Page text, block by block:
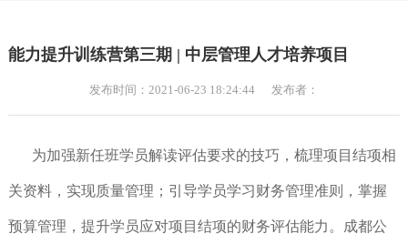
能力提升训练营第三期 | 中层管理人才培养项目
发布时间：2021-06-23 18:24:44 发布者：
为加强新任班学员解读评估要求的技巧，梳理项目结项相
关资料，实现质量管理；引导学员学习财务管理准则，掌握
预算管理，提升学员应对项目结项的财务评估能力。成都公